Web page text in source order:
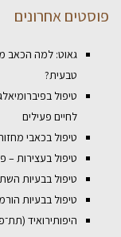
פוסטים אחרונים
גאוט: למה הכאב
טבעית?
טיפול
לחיים פעילים
טיפול בכאבי
טיפול בעצירות –
טיפול בבעיות
טיפול בבעיות
היפותירואיד